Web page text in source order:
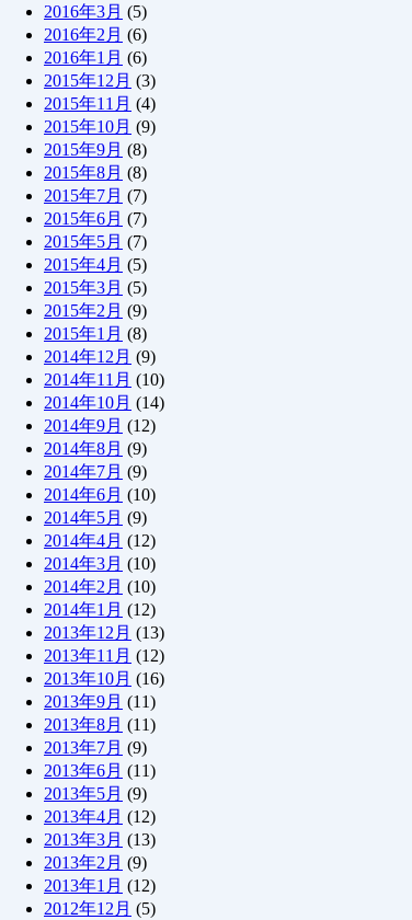
2016年3月 (5)
2016年2月 (6)
2016年1月 (6)
2015年12月 (3)
2015年11月 (4)
2015年10月 (9)
2015年9月 (8)
2015年8月 (8)
2015年7月 (7)
2015年6月 (7)
2015年5月 (7)
2015年4月 (5)
2015年3月 (5)
2015年2月 (9)
2015年1月 (8)
2014年12月 (9)
2014年11月 (10)
2014年10月 (14)
2014年9月 (12)
2014年8月 (9)
2014年7月 (9)
2014年6月 (10)
2014年5月 (9)
2014年4月 (12)
2014年3月 (10)
2014年2月 (10)
2014年1月 (12)
2013年12月 (13)
2013年11月 (12)
2013年10月 (16)
2013年9月 (11)
2013年8月 (11)
2013年7月 (9)
2013年6月 (11)
2013年5月 (9)
2013年4月 (12)
2013年3月 (13)
2013年2月 (9)
2013年1月 (12)
2012年12月 (5)